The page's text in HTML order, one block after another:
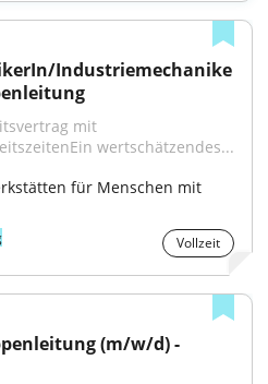
Industriemechanike
mit
wertschätzendes...
für Menschen mit
Vollzeit
(m/w/d) -